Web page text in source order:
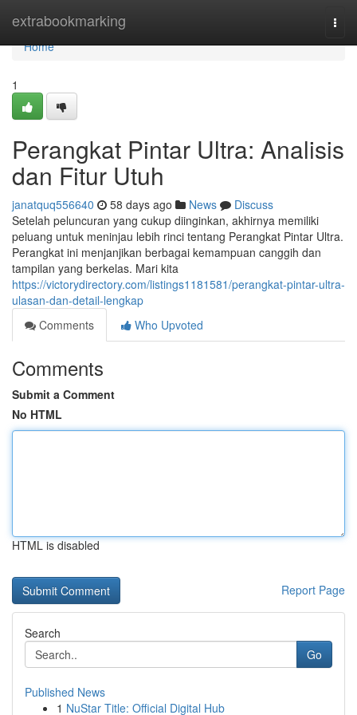
extrabookmarking
Home
Home
1
Perangkat Pintar Ultra: Analisis
dan Fitur Utuh
janatquq556640 58 days ago News
Discuss
Setelah peluncuran yang cukup diinginkan, akhirnya memiliki
peluang untuk meninjau lebih rinci tentang Perangkat Pintar Ultra.
Perangkat ini menjanjikan berbagai kemampuan canggih dan
tampilan yang berkelas. Mari kita
https://victorydirectory.com/listings1181581/perangkat-pintar-ultra-
ulasan-dan-detail-lengkap
Comments
Who Upvoted
Comments
Submit a Comment
No HTML
HTML is disabled
Report Page
Search
Go
Published News
1 NuStar Title: Official Digital Hub